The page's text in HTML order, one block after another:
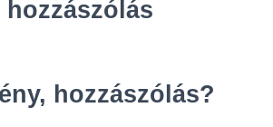
hozzászólás
hozzászólás?